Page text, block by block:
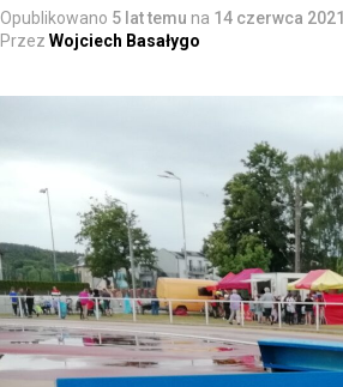
Opublikowano 5 lat temu na 14 czerwca 2021
Przez Wojciech Basałygo